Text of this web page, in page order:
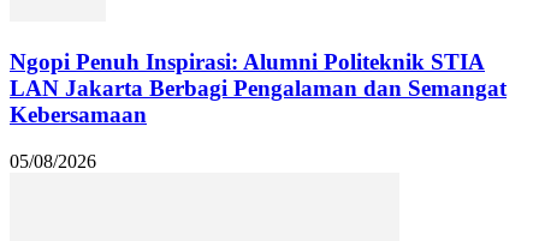
Ngopi Penuh Inspirasi: Alumni Politeknik STIA
LAN Jakarta Berbagi Pengalaman dan Semangat
Kebersamaan
05/08/2026